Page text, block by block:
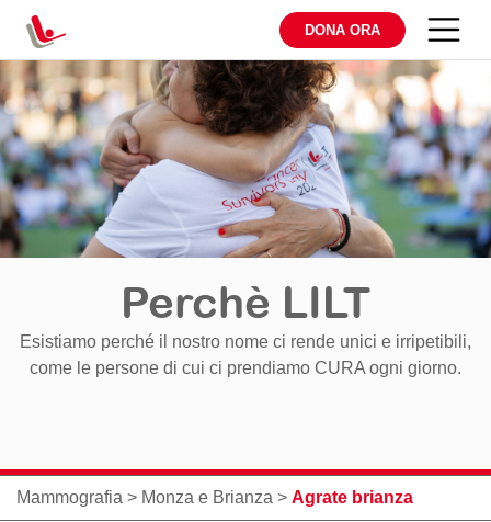
DONA ORA
Perchè LILT
Esistiamo perché il nostro nome ci rende unici e irripetibili,
come le persone di cui ci prendiamo CURA ogni giorno.
Mammografia > Monza e Brianza > Agrate brianza